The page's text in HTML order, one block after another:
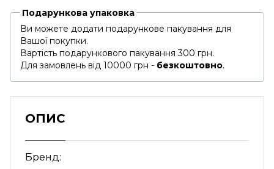
Подарункова упаковка
Ви можете додати подарункове пакування для
Вашої покупки.
Вартість подарункового пакування 300 грн.
Для замовлень від 10000 грн - безкоштовно.
ОПИС
Бренд: